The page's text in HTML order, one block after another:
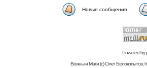
Новые сообщения
Powered by
Воины и Маги (c) Олег Белокопытов,